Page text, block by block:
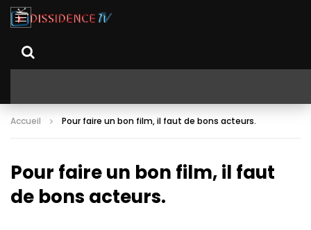
Accueil Pour faire un bon film, il faut de bons acteurs.
Pour faire un bon film, il faut
de bons acteurs.